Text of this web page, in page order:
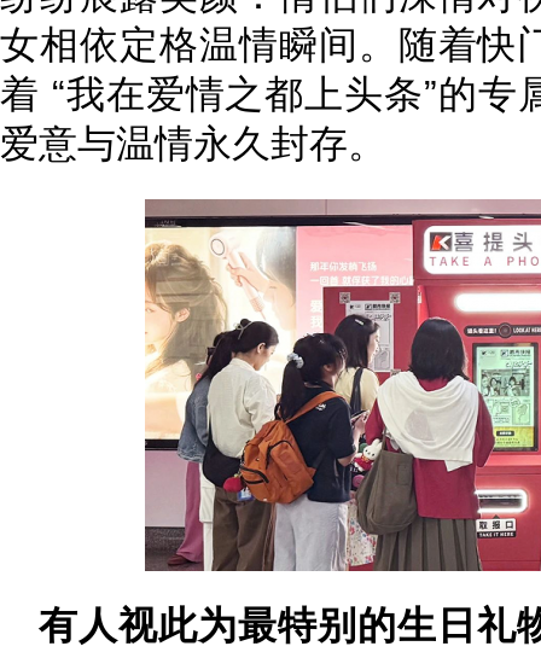
女相依定格温情瞬间。随着快
着 “我在爱情之都上头条”的
爱意与温情永久封存。
有人视此为最特别的生日礼